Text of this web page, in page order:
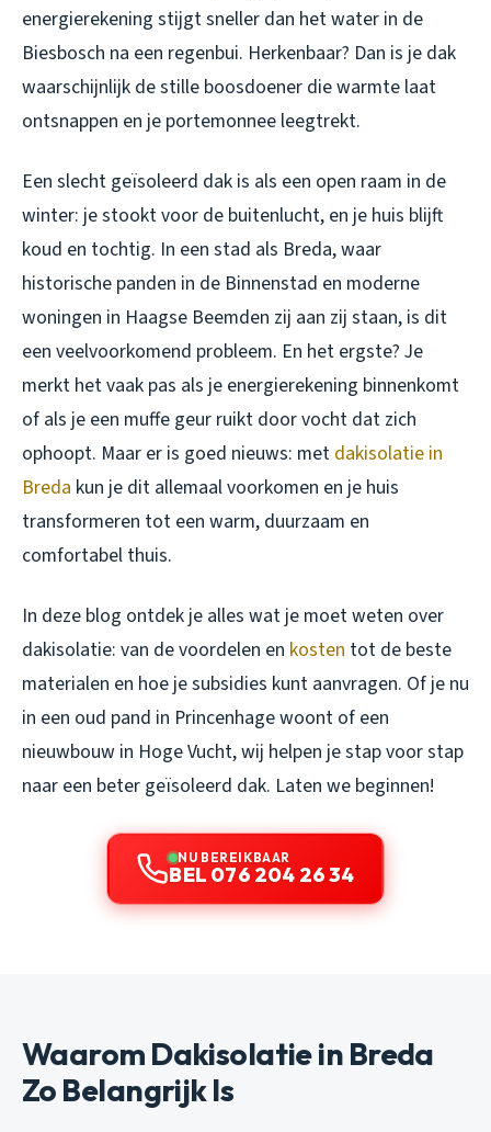
energierekening stijgt sneller dan het water in de
Biesbosch na een regenbui. Herkenbaar? Dan is je dak
waarschijnlijk de stille boosdoener die warmte laat
ontsnappen en je portemonnee leegtrekt.
Een slecht geïsoleerd dak is als een open raam in de
winter: je stookt voor de buitenlucht, en je huis blijft
koud en tochtig. In een stad als Breda, waar
historische panden in de Binnenstad en moderne
woningen in Haagse Beemden zij aan zij staan, is dit
een veelvoorkomend probleem. En het ergste? Je
merkt het vaak pas als je energierekening binnenkomt
of als je een muffe geur ruikt door vocht dat zich
ophoopt. Maar er is goed nieuws: met dakisolatie in
Breda kun je dit allemaal voorkomen en je huis
transformeren tot een warm, duurzaam en
comfortabel thuis.
In deze blog ontdek je alles wat je moet weten over
dakisolatie: van de voordelen en kosten tot de beste
materialen en hoe je subsidies kunt aanvragen. Of je nu
in een oud pand in Princenhage woont of een
nieuwbouw in Hoge Vucht, wij helpen je stap voor stap
naar een beter geïsoleerd dak. Laten we beginnen!
NU BEREIKBAAR
BEL 076 204 26 34
Waarom Dakisolatie in Breda
Zo Belangrijk Is